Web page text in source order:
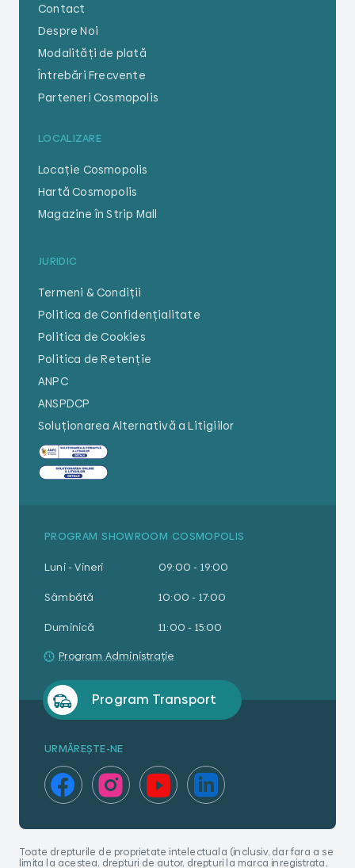
Contact
Despre Noi
Modalități de plată
Întrebări Frecvente
Parteneri Cosmopolis
LOCALIZARE
Locație Cosmopolis
Hartă Cosmopolis
Magazine în Strip Mall
JURIDIC
Termeni & Condiții
Politica de Confidențialitate
Politica de Cookies
Politica de Retenție
ANPC
ANSPDCP
Soluționarea Alternativă a Litigiilor
PROGRAM SHOWROOM COSMOPOLIS
Luni - Vineri 09:00 - 19:00
Sâmbătă 10:00 - 17:00
Duminică
11:00 - 15:00
Program Administrație
Program Transport
URMĂREȘTE-NE
Toate drepturile de proprietate intelectuala (inclusiv, dar fara a se
limita la acestea, drepturi de autor, drepturi la marca inregistrata,